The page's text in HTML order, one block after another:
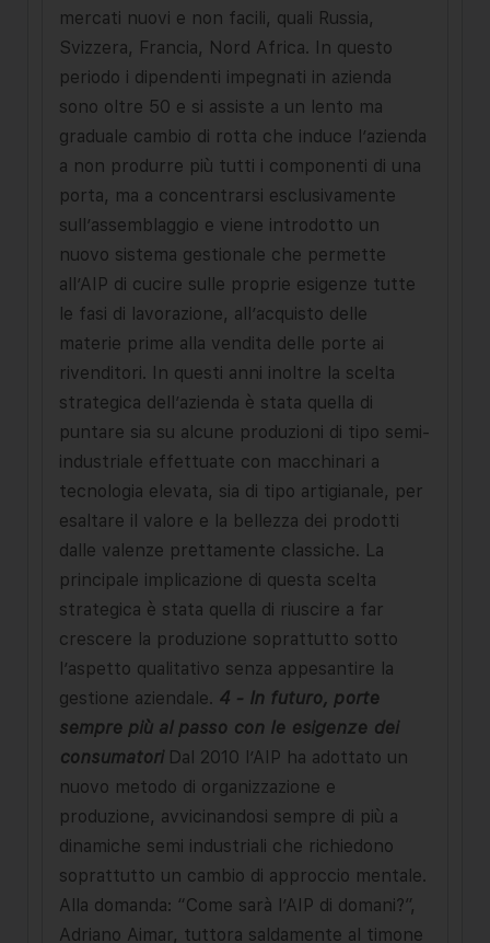
mercati nuovi e non facili, quali Russia,
Svizzera, Francia, Nord Africa. In questo
periodo i dipendenti impegnati in azienda
sono oltre 50 e si assiste a un lento ma
graduale cambio di rotta che induce l’azienda
a non produrre più tutti i componenti di una
porta, ma a concentrarsi esclusivamente
sull’assemblaggio e viene introdotto un
nuovo sistema gestionale che permette
all’AIP di cucire sulle proprie esigenze tutte
le fasi di lavorazione, all’acquisto delle
materie prime alla vendita delle porte ai
rivenditori. In questi anni inoltre la scelta
strategica dell’azienda è stata quella di
puntare sia su alcune produzioni di tipo semi-
industriale effettuate con macchinari a
tecnologia elevata, sia di tipo artigianale, per
esaltare il valore e la bellezza dei prodotti
dalle valenze prettamente classiche. La
principale implicazione di questa scelta
strategica è stata quella di riuscire a far
crescere la produzione soprattutto sotto
l’aspetto qualitativo senza appesantire la
gestione aziendale. 4 - In futuro, porte
sempre più al passo con le esigenze dei
consumatori Dal 2010 l’AIP ha adottato un
nuovo metodo di organizzazione e
produzione, avvicinandosi sempre di più a
dinamiche semi industriali che richiedono
soprattutto un cambio di approccio mentale.
Alla domanda: “Come sarà l’AIP di domani?”,
Adriano Aimar, tuttora saldamente al timone